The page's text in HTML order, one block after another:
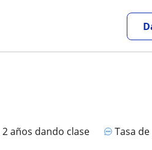
2 años dando clase Tasa